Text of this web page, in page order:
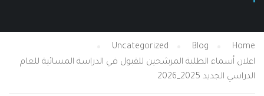
Blog
Uncategorized
المرشحين للقبول في الدراسة المسائية للعام